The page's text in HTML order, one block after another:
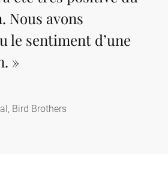
Nous avons
le sentiment d’une
»
Bird Brothers